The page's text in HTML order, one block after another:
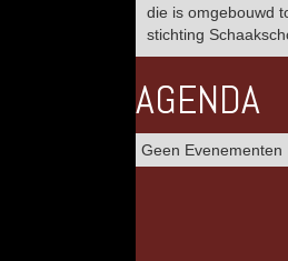
die is omgebouwd
stichting
AGENDA
Geen Evenementen